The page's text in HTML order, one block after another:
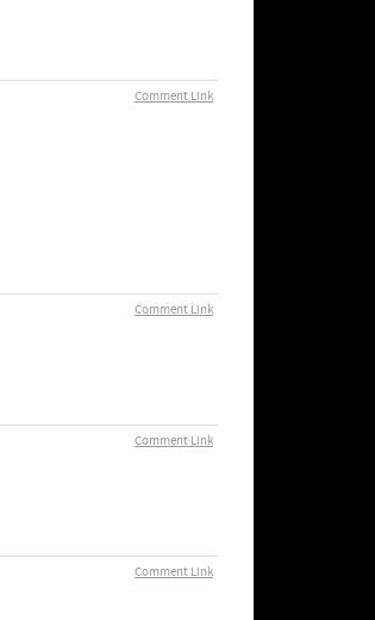
Comment Link
Comment Link
Comment Link
Comment Link